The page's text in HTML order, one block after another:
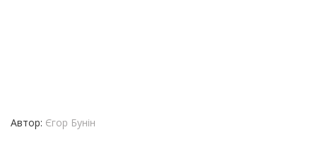
Автор: Єгор Бунін